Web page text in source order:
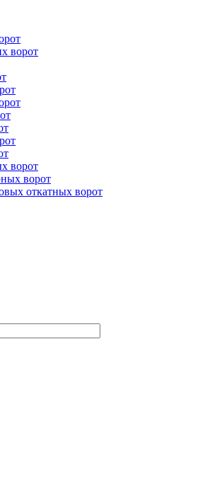
ворот
ворот
ворот
откатных ворот